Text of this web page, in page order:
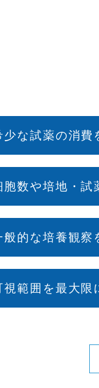
少な試薬の消費
胞数や培地・試
般的な培養観察
視範囲を最大限